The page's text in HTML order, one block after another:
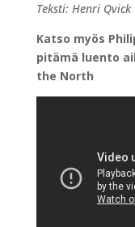
Teksti: Henri Qvick
Katso myös
pitämä luento
the North